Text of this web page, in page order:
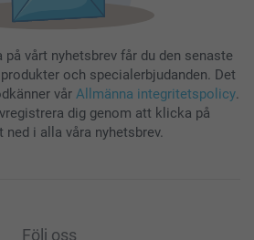
på vårt nyhetsbrev får du den senaste
och specialerbjudanden. Det
vår Allmänna integritetspolicy.
dig genom att klicka på
ned i alla våra nyhetsbrev.
Följ oss